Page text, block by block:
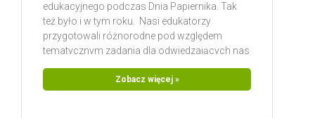
edukacyjnego podczas Dnia Papiernika. Tak
też było i w tym roku. Nasi edukatorzy
przygotowali różnorodne pod względem
tematycznym zadania dla odwiedzających nas
stojąca przed namiotem, ogromnych
Zobacz więcej »